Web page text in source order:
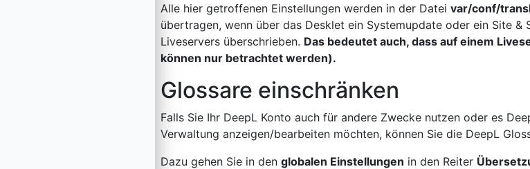
Alle hier getroffenen Einstellungen werden in der Datei var/conf/
übertragen, wenn über das Desklet ein Systemupdate oder ein Site
Liveservers überschrieben. Das bedeutet auch, dass auf einem
können nur betrachtet werden).
Glossare einschränken
Falls Sie Ihr DeepL Konto auch für andere Zwecke nutzen oder es
Verwaltung anzeigen/bearbeiten möchten, können Sie die DeepL
Dazu gehen Sie in den globalen Einstellungen in den Reiter